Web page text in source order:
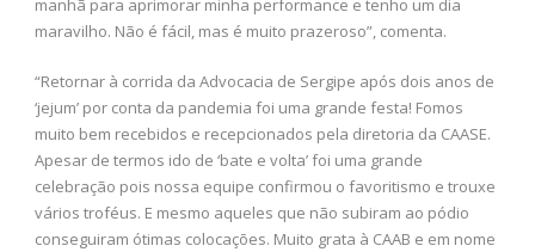
manhã para aprimorar minha performance e tenho um dia
maravilho. Não é fácil, mas é muito prazeroso”, comenta.
“Retornar à corrida da Advocacia de Sergipe após dois anos de
‘jejum’ por conta da pandemia foi uma grande festa! Fomos
muito bem recebidos e recepcionados pela diretoria da CAASE.
Apesar de termos ido de ‘bate e volta’ foi uma grande
celebração pois nossa equipe confirmou o favoritismo e trouxe
vários troféus. E mesmo aqueles que não subiram ao pódio
conseguiram ótimas colocações. Muito grata à CAAB e em nome